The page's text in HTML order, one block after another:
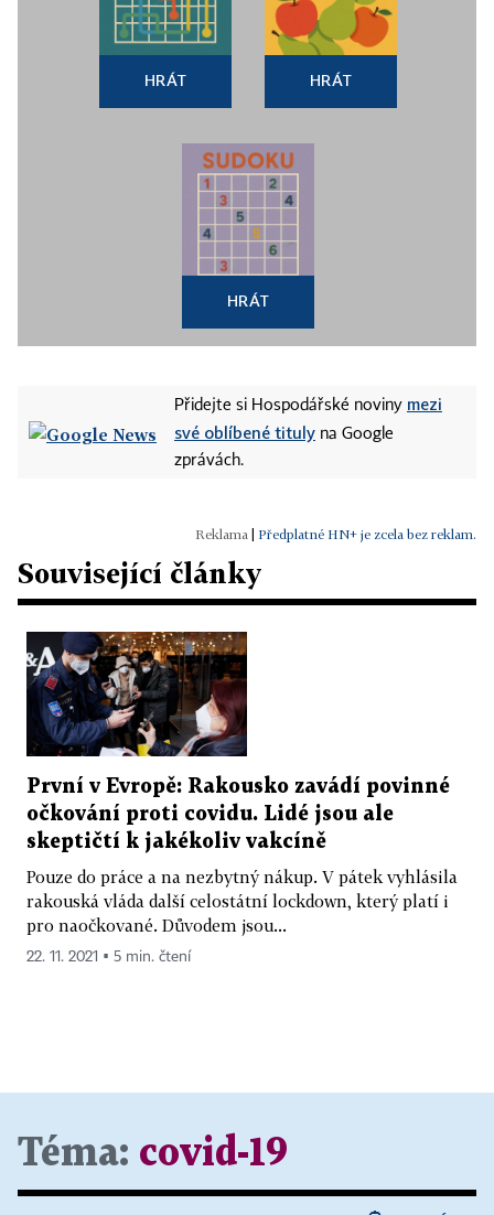
HRÁT HRÁT
HRÁT
Přidejte si Hospodářské noviny mezi
své oblíbené tituly na Google
zprávách.
Předplatné HN+ je zcela bez reklam.
Související články
První v Evropě: Rakousko zavádí povinné
očkování proti covidu. Lidé jsou ale
skeptičtí k jakékoliv vakcíně
Pouze do práce a na nezbytný nákup. V pátek vyhlásila
rakouská vláda další celostátní lockdown, který platí i
pro naočkované. Důvodem jsou...
22. 11. 2021 ▪ 5 min. čtení
Téma: covid-19